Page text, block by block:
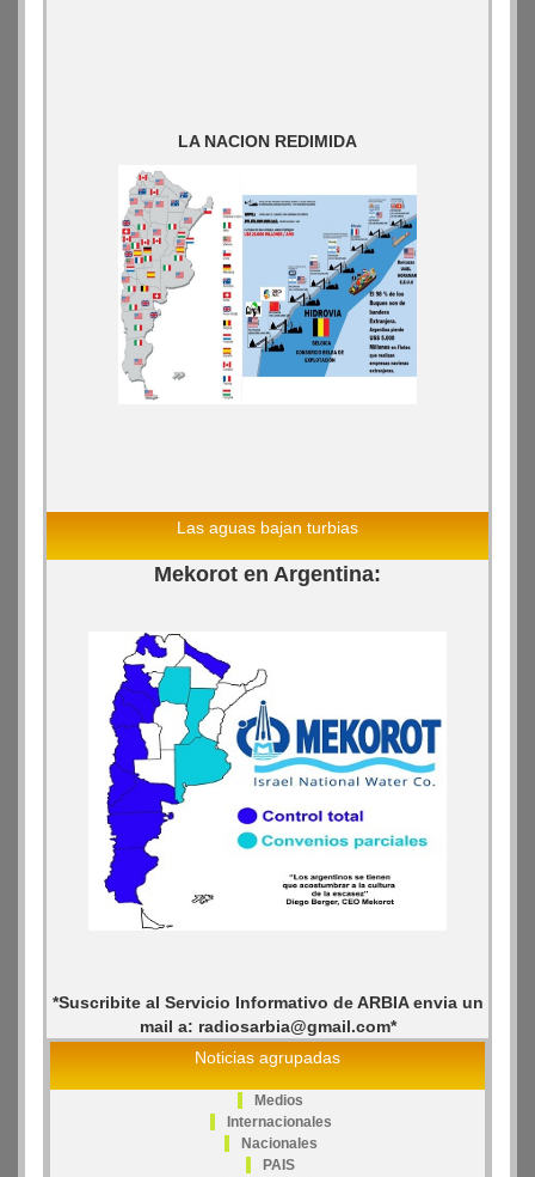
LA NACION REDIMIDA
Las aguas bajan turbias
Mekorot en Argentina:
*Suscribite al Servicio Informativo de ARBIA envia un
mail a: radiosarbia@gmail.com*
Noticias agrupadas
Medios
Internacionales
Nacionales
PAIS